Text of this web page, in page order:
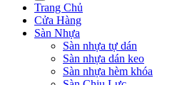
Trang Chủ
Cửa Hàng
Sàn Nhựa
Sàn nhựa tự dán
Sàn nhựa dán keo
Sàn nhựa hèm khóa